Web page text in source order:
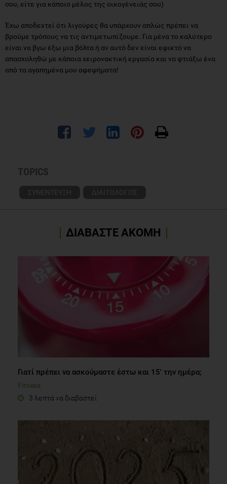
σου, είτε για κάποιο μέλος της οικογένειάς σου)
Έχω αποδεχτεί ότι λιγούρες θα υπάρχουν απλώς πρέπει να
βρούμε τρόπους να τις αντιμετωπίζουμε. Για μένα το καλύτερο
είναι να βγω έξω μια βόλτα ή αν αυτό δεν είναι εφικτό να
απασχοληθώ με κάποια χειρονακτική εργασία και να φτιάξω ένα
από τα αγαπημένα μου αφεψήματα!
TOPICS
ΣΥΝΕΝΤΕΥΞΗ ΔΙΑΙΤΟΛΟΓΟΣ
ΔΙΑΒΑΣΤΕ ΑΚΟΜΗ
Γιατί πρέπει να ασκούμαστε έστω και 15' την ημέρα;
Fitness
3 λεπτά να διαβαστεί